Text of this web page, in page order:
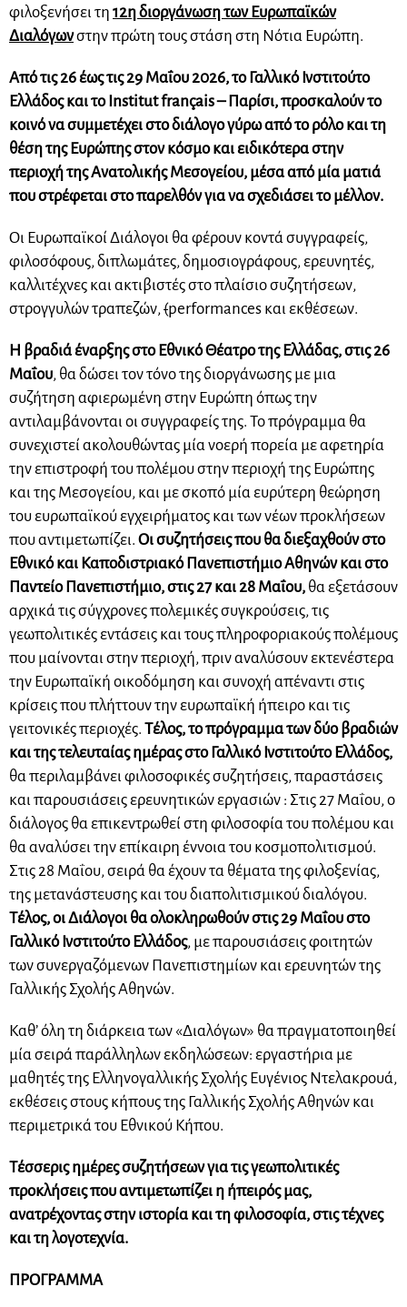
φιλοξενήσει τη 12η διοργάνωση των Ευρωπαϊκών
Διαλόγωνστην πρώτη τους στάση στη Νότια Ευρώπη.
Από τις 26 έως τις 29 Μαΐου 2026, το Γαλλικό Ινστιτούτο
Ελλάδος και το Institut français – Παρίσι, προσκαλούν το
κοινό να συμμετέχει στο διάλογο γύρω από το ρόλο και τη
θέση της Ευρώπης στον κόσμο και ειδικότερα στην
περιοχή της Ανατολικής Μεσογείου, μέσα από μία ματιά
που στρέφεται στο παρελθόν για να σχεδιάσει το μέλλον.
Οι Ευρωπαϊκοί Διάλογοι θα φέρουν κοντά συγγραφείς,
φιλοσόφους, διπλωμάτες, δημοσιογράφους, ερευνητές,
καλλιτέχνες και ακτιβιστές στο πλαίσιο συζητήσεων,
στρογγυλών τραπεζών,(performances και εκθέσεων.
Η βραδιά έναρξης στο Εθνικό Θέατρο της Ελλάδας, στις 26
Μαΐου, θα δώσει τον τόνο της διοργάνωσης με μια
συζήτηση αφιερωμένη στην Ευρώπη όπως την
αντιλαμβάνονται οι συγγραφείς της. Το πρόγραμμα θα
συνεχιστεί ακολουθώντας μία νοερή πορεία με αφετηρία
την επιστροφή του πολέμου στην περιοχή της Ευρώπης
και της Μεσογείου, και με σκοπό μία ευρύτερη θεώρηση
του ευρωπαϊκού εγχειρήματος και των νέων προκλήσεων
που αντιμετωπίζει. Οι συζητήσεις που θα διεξαχθούν στο
Εθνικό και Καποδιστριακό Πανεπιστήμιο Αθηνών και στο
Παντείο Πανεπιστήμιο, στις 27 και 28 Μαΐου, θα εξετάσουν
αρχικά τις σύγχρονες πολεμικές συγκρούσεις, τις
γεωπολιτικές εντάσεις και τους πληροφοριακούς πολέμους
που μαίνονται στην περιοχή, πριν αναλύσουν εκτενέστερα
την Ευρωπαϊκή οικοδόμηση και συνοχή απέναντι στις
κρίσεις που πλήττουν την ευρωπαϊκή ήπειρο και τις
γειτονικές περιοχές. Τέλος, το πρόγραμμα των δύο βραδιών
και της τελευταίας ημέρας στο Γαλλικό Ινστιτούτο Ελλάδος,
θα περιλαμβάνει φιλοσοφικές συζητήσεις, παραστάσεις
και παρουσιάσεις ερευνητικών εργασιών : Στις 27 Μαΐου, ο
διάλογος θα επικεντρωθεί στη φιλοσοφία του πολέμου και
θα αναλύσει την επίκαιρη έννοια του κοσμοπολιτισμού.
Στις 28 Μαΐου, σειρά θα έχουν τα θέματα της φιλοξενίας,
της μετανάστευσης και του διαπολιτισμικού διαλόγου.
Τέλος, οι Διάλογοι θα ολοκληρωθούν στις 29 Μαΐου στο
Γαλλικό Ινστιτούτο Ελλάδος, με παρουσιάσεις φοιτητών
των συνεργαζόμενων Πανεπιστημίων και ερευνητών της
Γαλλικής Σχολής Αθηνών.
Καθ’ όλη τη διάρκεια των «Διαλόγων» θα πραγματοποιηθεί
μία σειρά παράλληλων εκδηλώσεων: εργαστήρια με
μαθητές της Ελληνογαλλικής Σχολής Ευγένιος Ντελακρουά,
εκθέσεις στους κήπους της Γαλλικής Σχολής Αθηνών και
περιμετρικά του Εθνικού Κήπου.
Τέσσερις ημέρες συζητήσεων για τις γεωπολιτικές
προκλήσεις που αντιμετωπίζει η ήπειρός μας,
ανατρέχοντας στην ιστορία και τη φιλοσοφία, στις τέχνες
και τη λογοτεχνία.
ΠΡΟΓΡΑΜΜΑ